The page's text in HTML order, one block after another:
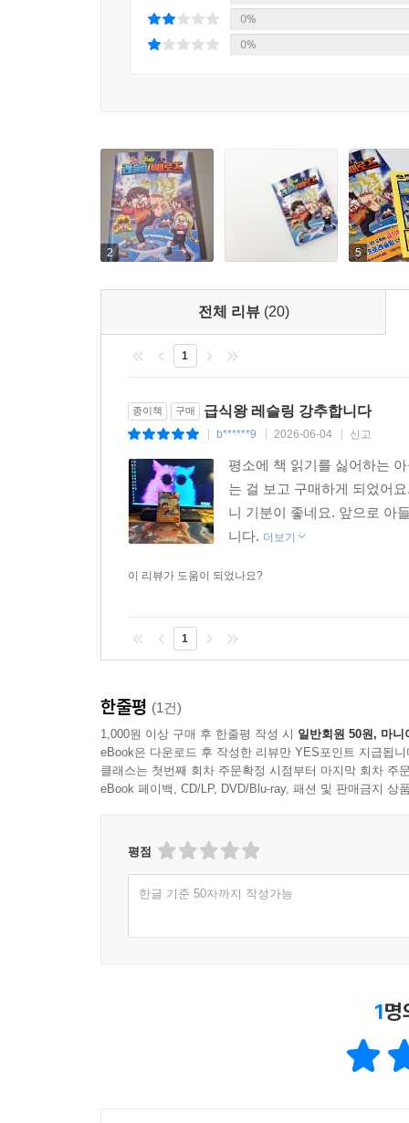
0%
0%
2 5
전체 리뷰 (20)
1
종이책 구매 급식왕 레슬링 강추합니다
b******9 2026-06-04 신고
평소에 책 읽기를 싫어하는
는 걸 보고 구매하게 되었어
니 기분이 좋네요. 앞으로 아
니다. 더보기
이 리뷰가 도움이 되었나요?
1
한줄평 (1건)
1,000원 이상 구매 후 한줄평 작성 시 일반회원 50원, 마니
eBook은 다운로드 후 작성한 리뷰만 YES포인트 지급됩니
클래스는 첫번째 회차 주문확정 시점부터 마지막 회차 주
eBook 페이백, CD/LP, DVD/Blu-ray, 패션 및 판매금지 상
평점
한글 기준 50자까지 작성가능
1명